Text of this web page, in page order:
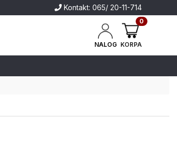
Kontakt: 065/ 20-11-714
NALOG KORPA
0